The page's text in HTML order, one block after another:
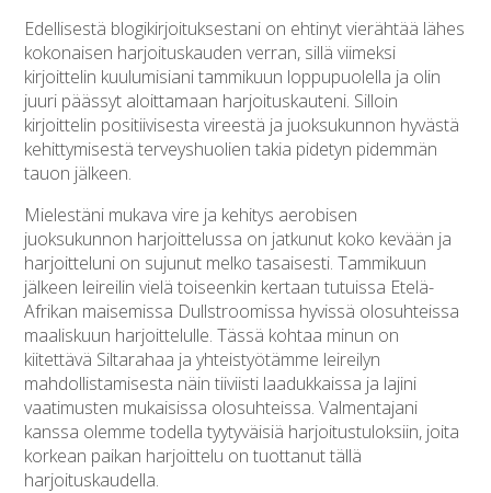
Edellisestä blogikirjoituksestani on ehtinyt vierähtää lähes
kokonaisen harjoituskauden verran, sillä viimeksi
kirjoittelin kuulumisiani tammikuun loppupuolella ja olin
juuri päässyt aloittamaan harjoituskauteni. Silloin
kirjoittelin positiivisesta vireestä ja juoksukunnon hyvästä
kehittymisestä terveyshuolien takia pidetyn pidemmän
tauon jälkeen.
Mielestäni mukava vire ja kehitys aerobisen
juoksukunnon harjoittelussa on jatkunut koko kevään ja
harjoitteluni on sujunut melko tasaisesti. Tammikuun
jälkeen leireilin vielä toiseenkin kertaan tutuissa Etelä-
Afrikan maisemissa Dullstroomissa hyvissä olosuhteissa
maaliskuun harjoittelulle. Tässä kohtaa minun on
kiitettävä Siltarahaa ja yhteistyötämme leireilyn
mahdollistamisesta näin tiiviisti laadukkaissa ja lajini
vaatimusten mukaisissa olosuhteissa. Valmentajani
kanssa olemme todella tyytyväisiä harjoitustuloksiin, joita
korkean paikan harjoittelu on tuottanut tällä
harjoituskaudella.